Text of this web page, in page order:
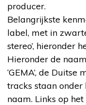
producer.
Belangrijkste
label, met in
stereo’, hieronder
Hieronder de
‘GEMA’, de
tracks staan
naam. Links op